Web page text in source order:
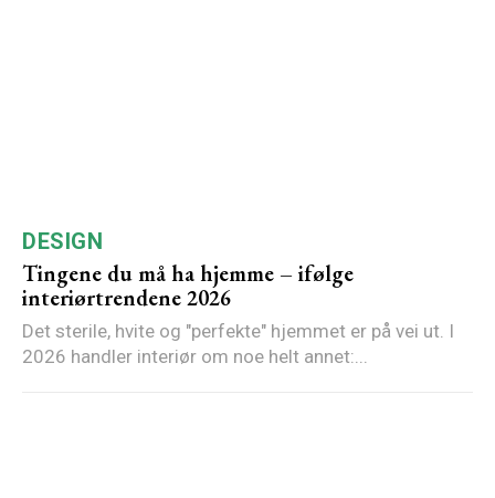
DESIGN
Tingene du må ha hjemme – ifølge
interiørtrendene 2026
Det sterile, hvite og "perfekte" hjemmet er på vei ut. I
2026 handler interiør om noe helt annet:...